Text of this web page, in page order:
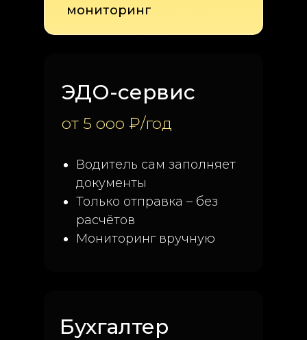
Бухгалтер
Водитель сам заполняет
документы
Только отправка – без
расчётов
Мониторинг вручную
от 5 ооо ₽/год
ЭДО-сервис
мониторинг